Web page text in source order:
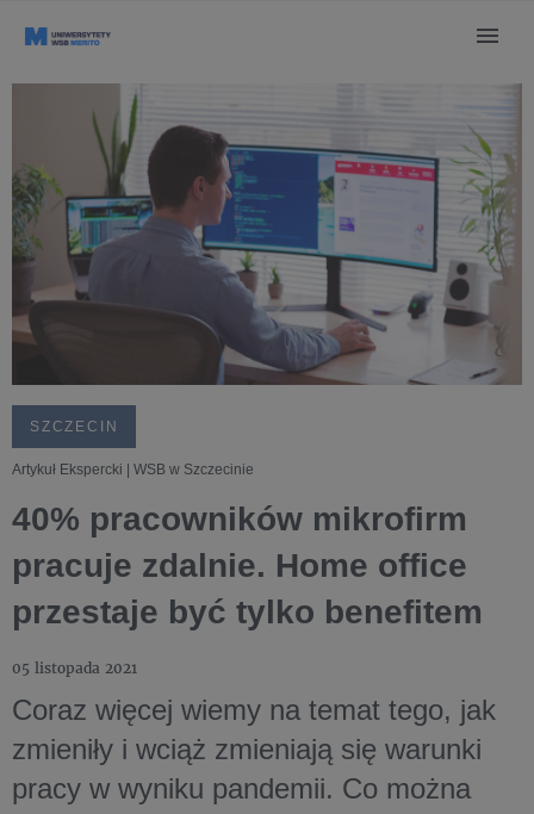
SZCZECIN
Artykuł Ekspercki | WSB w Szczecinie
40% pracowników mikrofirm
pracuje zdalnie. Home office
przestaje być tylko benefitem
05 listopada 2021
Coraz więcej wiemy na temat tego, jak
zmieniły i wciąż zmieniają się warunki
pracy w wyniku pandemii. Co można